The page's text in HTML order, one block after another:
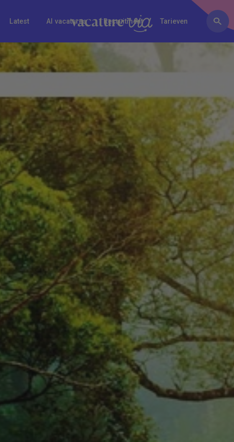
FAQ
Latest AI vacatures Recruitment Tarieven